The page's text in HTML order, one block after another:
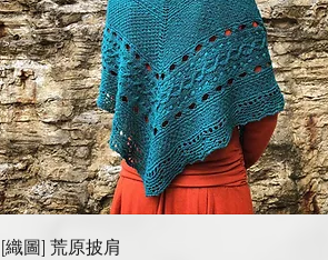
[織圖] 荒原披肩